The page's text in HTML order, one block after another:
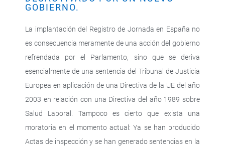
GOBIERNO.
La implantación del Registro de Jornada en España no
es consecuencia meramente de una acción del gobierno
refrendada por el Parlamento, sino que se deriva
esencialmente de una sentencia del Tribunal de Justicia
Europea en aplicación de una Directiva de la UE del año
2003 en relación con una Directiva del año 1989 sobre
Salud Laboral. Tampoco es cierto que exista una
moratoria en el momento actual: Ya se han producido
Actas de inspección y se han generado sentencias en la